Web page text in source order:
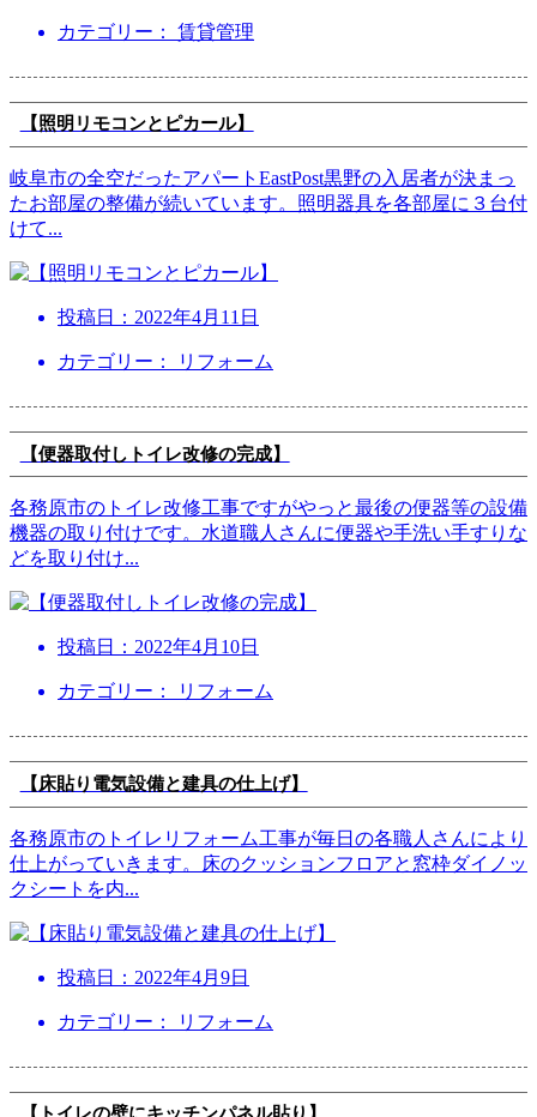
カテゴリー： 賃貸管理
【照明リモコンとピカール】
岐阜市の全空だったアパートEastPost黒野の入居者が決まっ
たお部屋の整備が続いています。照明器具を各部屋に３台付
けて...
投稿日： 2022年4月11日
カテゴリー： リフォーム
【便器取付しトイレ改修の完成】
各務原市のトイレ改修工事ですがやっと最後の便器等の設備
機器の取り付けです。水道職人さんに便器や手洗い手すりな
どを取り付け...
投稿日： 2022年4月10日
カテゴリー： リフォーム
【床貼り電気設備と建具の仕上げ】
各務原市のトイレリフォーム工事が毎日の各職人さんにより
仕上がっていきます。床のクッションフロアと窓枠ダイノッ
クシートを内...
投稿日： 2022年4月9日
カテゴリー： リフォーム